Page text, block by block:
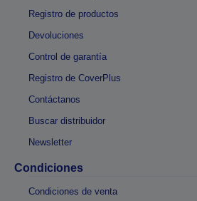
Registro de productos
Devoluciones
Control de garantía
Registro de CoverPlus
Contáctanos
Buscar distribuidor
Newsletter
Condiciones
Condiciones de venta